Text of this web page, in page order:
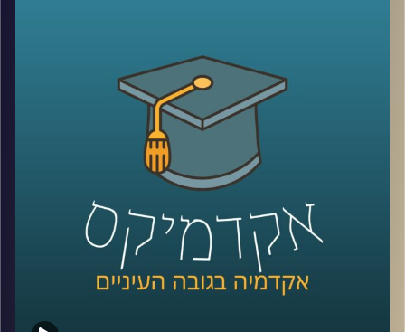
הבכירים יוביל אותה בדרכה החדשה, הציתה שוב קרבות קשים
שקורעים את המדינה המשוסעת מבפנים
אז למה כולם לאחרונה מדברים על סודאן ואיך זה קשור
כדי לשפוך אור על המצב בסודאן הצטרף אלינו ד"ר חיים קורן,
בית ספר לאודר לממשל, דיפלומטיה ואסטרטגיה, אוניברסיטת
לשעבר שגריר ישראל הראשון לדרום סודאן ומצרים.
קרדיט תמונות:AudioVersity